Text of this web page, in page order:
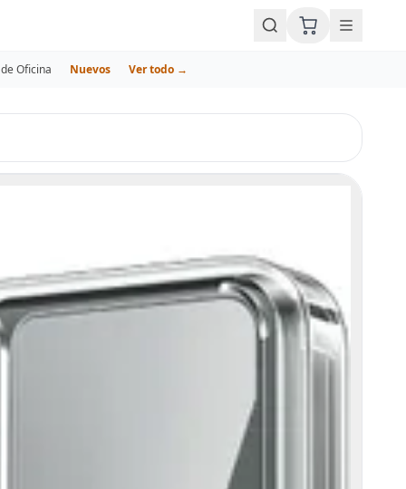
Oficina Nuevos Ver todo →